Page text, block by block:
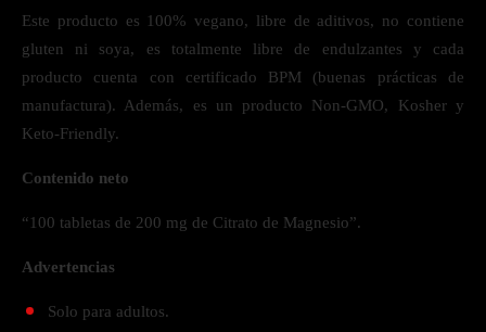
Este producto es 100% vegano, libre de aditivos, no contiene
gluten ni soya, es totalmente libre de endulzantes y cada
producto cuenta con certificado BPM (buenas prácticas de
manufactura). Además, es un producto Non-GMO, Kosher y
Keto-Friendly.
Contenido neto
“100 tabletas de 200 mg de Citrato de Magnesio”.
Advertencias
Solo para adultos.